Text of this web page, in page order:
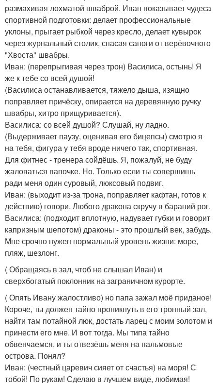
размахивая лохматой шваброй. Иван показывает чудеса
спортивной подготовки: делает профессиональные
уклоны, прыгает рыбкой через кресло, делает кувырок
через журнальный столик, спасая сапоги от верёвочного
"Хвоста" швабры.
Иван: (перепрыгивая через трон) Василиса, остынь! Я
же к тебе со всей душой!
(Василиса останавливается, тяжело дыша, изящно
поправляет причёску, опирается на деревянную ручку
швабры, хитро прищуривается).
Василиса: со всей душой? Слушай, ну ладно.
(Выдерживает паузу, оценивая его бицепсы) смотрю я
на тебя, фигура у тебя вроде ничего так, спортивная.
Для фитнес - тренера сойдёшь. Я, пожалуй, не буду
жаловаться папочке. Но. Только если ты совершишь
ради меня один суровый, люксовый подвиг.
Иван: (выходит из-за трона, поправляет кафтан, готов к
действию) говори. Любого дракона скручу в бараний рог.
Василиса: (подходит вплотную, надувает губки и говорит
капризным шепотом) драконы - это прошлый век, забудь.
Мне срочно нужен нормальный уровень жизни: море,
пляж, шезлонг.
( Обращаясь в зал, чтоб не слышал Иван) и
сверхбогатый поклонник на заграничном курорте.
( Опять Ивану жалостливо) но папа зажал моё приданое!
Короче, ты должен тайно проникнуть в его тронный зал,
найти там потайной люк, достать ларец с моим золотом и
принести его мне. И вот тогда. Мы типа тайно
обвенчаемся, и ты отвезёшь меня на пальмовые
острова. Понял?
Иван: (честный царевич сияет от счастья) на моря! С
тобой! По рукам! Сделаю в лучшем виде, любимая!